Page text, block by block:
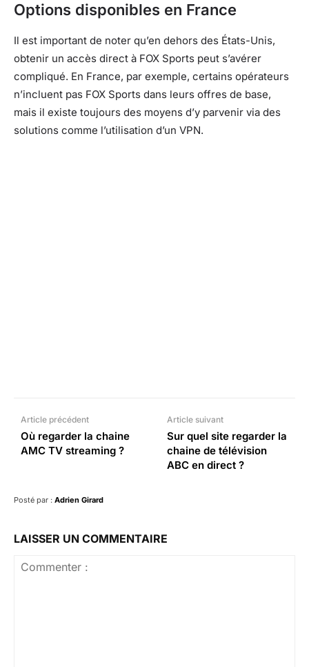
Options disponibles en France
Il est important de noter qu’en dehors des États-Unis,
obtenir un accès direct à FOX Sports peut s’avérer
compliqué. En France, par exemple, certains opérateurs
n’incluent pas FOX Sports dans leurs offres de base,
mais il existe toujours des moyens d’y parvenir via des
solutions comme l’utilisation d’un VPN.
Article précédent
Où regarder la chaine
AMC TV streaming ?
Article suivant
Sur quel site regarder la
chaine de télévision
ABC en direct ?
Posté par : Adrien Girard
LAISSER UN COMMENTAIRE